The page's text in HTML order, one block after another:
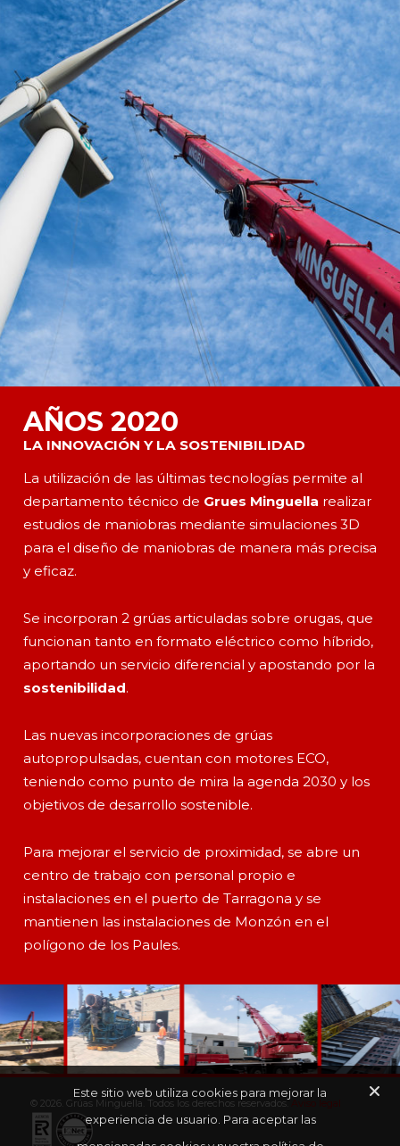
AÑOS 2020
LA INNOVACIÓN Y LA SOSTENIBILIDAD
La utilización de las últimas tecnologías permite al
departamento técnico de Grues Minguella realizar
estudios de maniobras mediante simulaciones 3D
para el diseño de maniobras de manera más precisa
y eficaz.
Se incorporan 2 grúas articuladas sobre orugas, que
funcionan tanto en formato eléctrico como híbrido,
aportando un servicio diferencial y apostando por la
sostenibilidad.
Las nuevas incorporaciones de grúas
autopropulsadas, cuentan con motores ECO,
teniendo como punto de mira la agenda 2030 y los
objetivos de desarrollo sostenible.
Para mejorar el servicio de proximidad, se abre un
centro de trabajo con personal propio e
instalaciones en el puerto de Tarragona y se
mantienen las instalaciones de Monzón en el
polígono de los Paules.
© 2026. Grúas Minguella. Todos los derechos reservados.
Este sitio web utiliza cookies para mejorar la
experiencia de usuario. Para aceptar las